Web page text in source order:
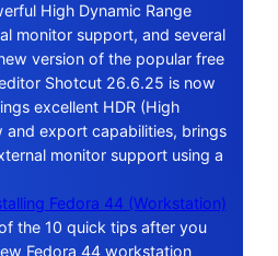
High Dynamic Range
monitor support, and several
version of the popular free
Shotcut 26.6.25 is now
excellent HDR (High
and export capabilities, brings
monitor support using a
Fedora 44 (Workstation)
the 10 quick tips after you
Fedora 44 workstation